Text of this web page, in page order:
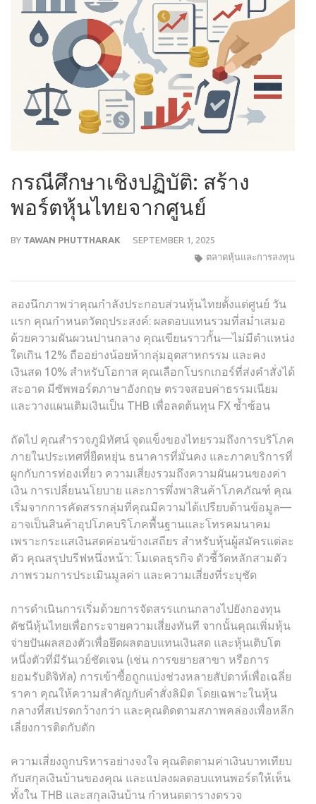
กรณีศึกษาเชิงปฏิบัติ: สร้าง
พอร์ตหุ้นไทยจากศูนย์
BY TAWAN PHUTTHARAK
SEPTEMBER 1, 2025
ตลาดหุ้นและการลงทุน
ลองนึกภาพว่าคุณกำลังประกอบส่วนหุ้นไทยตั้งแต่ศูนย์ วัน
แรก คุณกำหนดวัตถุประสงค์: ผลตอบแทนรวมที่สม่ำเสมอ
ด้วยความผันผวนปานกลาง คุณเขียนราวกั้น—ไม่มีตำแหน่ง
ใดเกิน 12% ถืออย่างน้อยห้ากลุ่มอุตสาหกรรม และคง
เงินสด 10% สำหรับโอกาส คุณเลือกโบรกเกอร์ที่ส่งคำสั่งได้
สะอาด มีซัพพอร์ตภาษาอังกฤษ ตรวจสอบค่าธรรมเนียม
และวางแผนเติมเงินเป็น THB เพื่อลดต้นทุน FX ซ้ำซ้อน
ถัดไป คุณสำรวจภูมิทัศน์ จุดแข็งของไทยรวมถึงการบริโภค
ภายในประเทศที่ยืดหยุ่น ธนาคารที่มั่นคง และภาคบริการที่
ผูกกับการท่องเที่ยว ความเสี่ยงรวมถึงความผันผวนของค่า
เงิน การเปลี่ยนนโยบาย และการพึ่งพาสินค้าโภคภัณฑ์ คุณ
เริ่มจากการคัดสรรกลุ่มที่คุณมีความได้เปรียบด้านข้อมูล—
อาจเป็นสินค้าอุปโภคบริโภคพื้นฐานและโทรคมนาคม
เพราะกระแสเงินสดค่อนข้างเสถียร สำหรับหุ้นผู้สมัครแต่ละ
ตัว คุณสรุปบรีฟหนึ่งหน้า: โมเดลธุรกิจ ตัวชี้วัดหลักสามตัว
ภาพรวมการประเมินมูลค่า และความเสี่ยงที่ระบุชัด
การดำเนินการเริ่มด้วยการจัดสรรแกนกลางไปยังกองทุน
ดัชนีหุ้นไทยเพื่อกระจายความเสี่ยงทันที จากนั้นคุณเพิ่มหุ้น
จ่ายปันผลสองตัวเพื่อยึดผลตอบแทนเงินสด และหุ้นเติบโต
หนึ่งตัวที่มีรันเวย์ชัดเจน (เช่น การขยายสาขา หรือการ
ยอมรับดิจิทัล) การเข้าซื้อถูกแบ่งช่วงหลายสัปดาห์เพื่อเฉลี่ย
ราคา คุณให้ความสำคัญกับคำสั่งลิมิต โดยเฉพาะในหุ้น
กลางที่สเปรดกว้างกว่า และคุณติดตามสภาพคล่องเพื่อหลีก
เลี่ยงการติดกับดัก
ความเสี่ยงถูกบริหารอย่างจงใจ คุณติดตามค่าเงินบาทเทียบ
กับสกุลเงินบ้านของคุณ และแปลงผลตอบแทนพอร์ตให้เห็น
ทั้งใน THB และสกุลเงินบ้าน กำหนดตารางตรวจ